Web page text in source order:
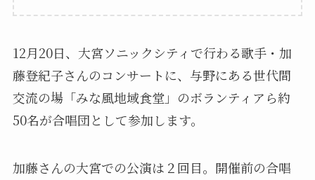
12月20日、大宮ソニックシティで行わる歌手・加
藤登紀子さんのコンサートに、与野にある世代間
交流の場「みな風地域食堂」のボランティアら約
50名が合唱団として参加します。
加藤さんの大宮での公演は２回目。開催前の合唱